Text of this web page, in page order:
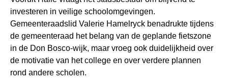
investeren in veilige schoolomgevingen.
Gemeenteraadslid Valerie Hamelryck benadrukte tijdens
de gemeenteraad het belang van de geplande fietszone
in de Don Bosco-wijk, maar vroeg ook duidelijkheid over
de motivatie van het college en over verdere plannen
rond andere scholen.